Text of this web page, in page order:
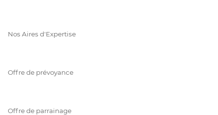
Nos Aires d'Expertise
Offre de prévoyance
Offre de parrainage